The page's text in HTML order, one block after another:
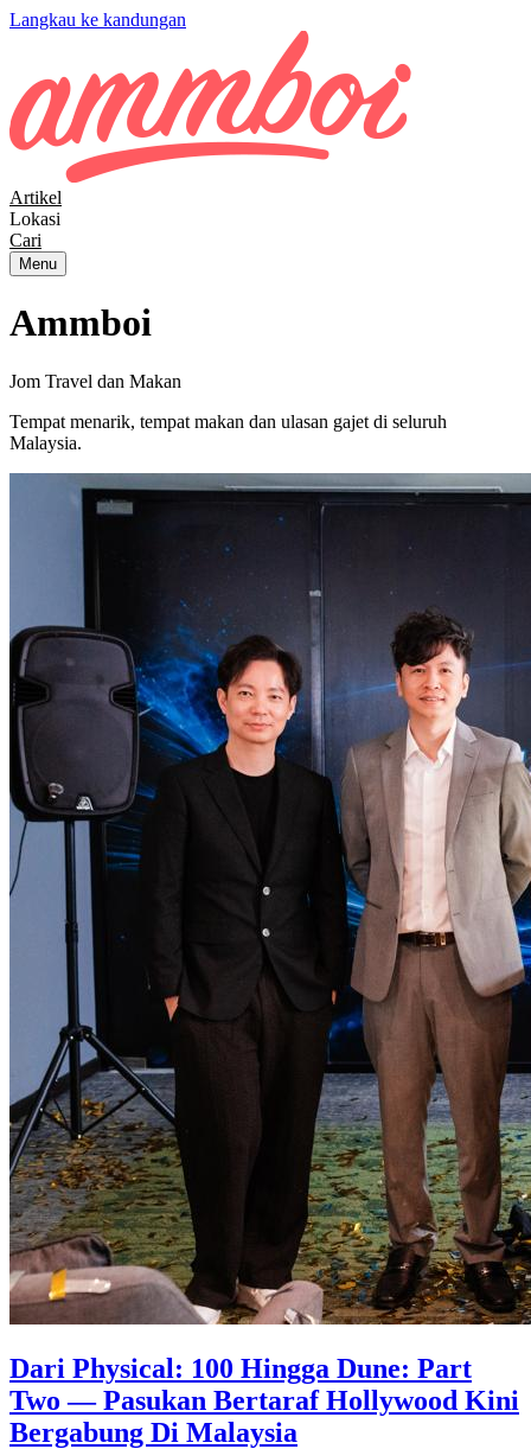
Langkau ke kandungan
Artikel
Lokasi
Cari
Menu
Ammboi
Jom Travel dan Makan
Tempat menarik, tempat makan dan ulasan gajet di seluruh
Malaysia.
Dari Physical: 100 Hingga Dune: Part
Two — Pasukan Bertaraf Hollywood Kini
Bergabung Di Malaysia